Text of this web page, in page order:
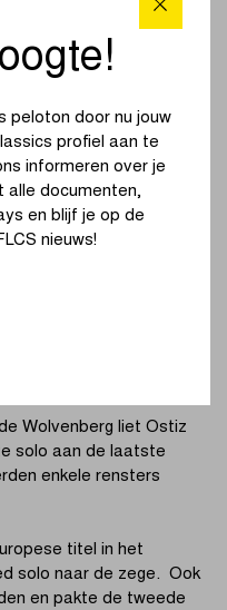
Franse Poirier er alleen
ronde in, maar aan
was ook haar
de Spaanse
Nederlandse Megan
Samen zetten ze de
rensters die een
hadden.
was uitstekend. Op de
achtervolgers had
meer, de winnares zat
Wolvenberg liet Ostiz
solo aan de laatste
enkele rensters
titel in het
solo naar de zege. Ook
en pakte de tweede
peloton door nu jouw
profiel aan te
informeren over je
alle documenten,
en blijf je op de
nieuws!